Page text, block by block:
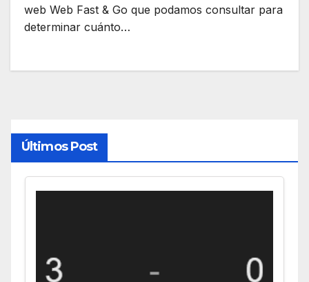
web Web Fast & Go que podamos consultar para
determinar cuánto…
Últimos Post